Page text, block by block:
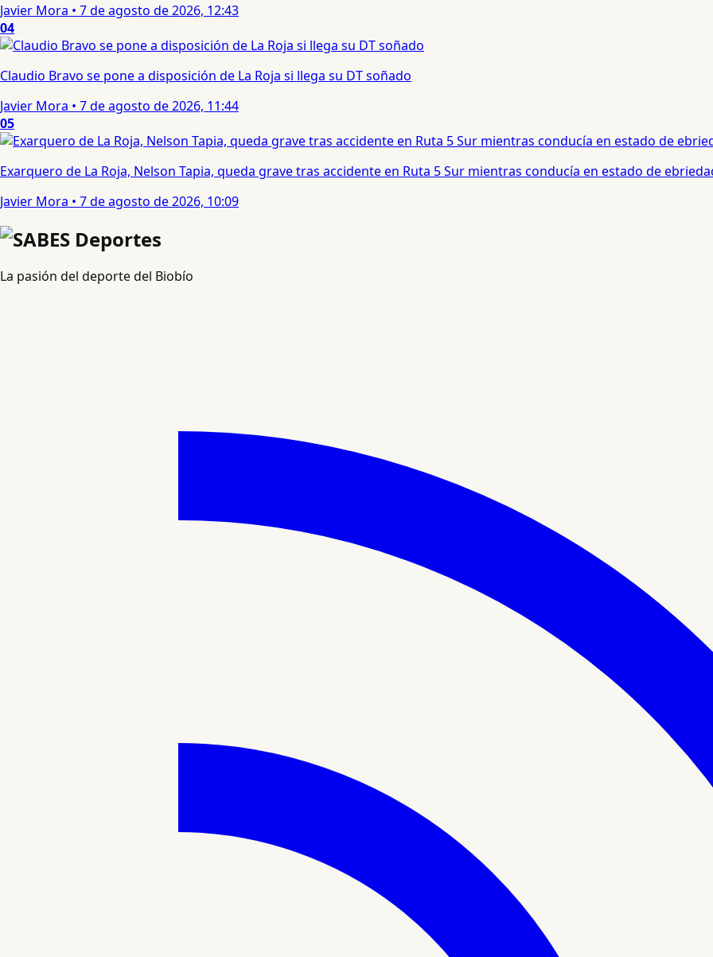
Javier Mora • 7 de agosto de 2026, 12:43
04
Claudio Bravo se pone a disposición de La Roja si llega su DT soñado
Javier Mora • 7 de agosto de 2026, 11:44
05
Exarquero de La Roja, Nelson Tapia, queda grave tras accidente en Ruta 5 Sur mientras conducía en estado de
Javier Mora • 7 de agosto de 2026, 10:09
La pasión del deporte del Biobío